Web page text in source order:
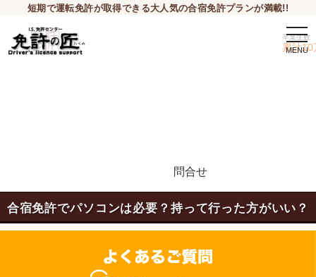
短期で運転免許が取得できる大人気の合宿免許プランが満載!!
卒業生数
累計10
問合せ
合宿免許でパソコンは必要？持って行った方がいい？